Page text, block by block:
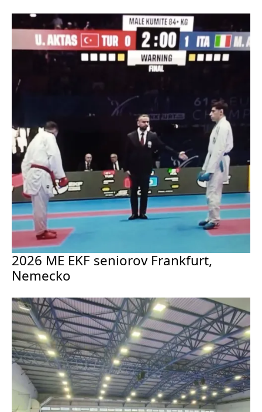
2026 ME EKF seniorov Frankfurt,
Nemecko